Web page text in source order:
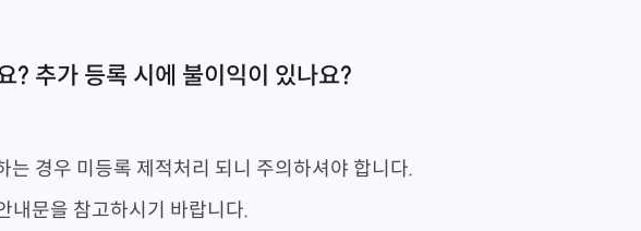
? 추가 등록 시에 불이익이 있나요?
경우 미등록 제적처리 되니 주의하셔야 합니다.
내문을 참고하시기 바랍니다.